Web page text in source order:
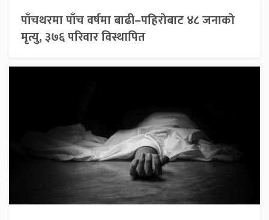
पाँचथरमा पाँच वर्षमा बाढी–पहिरोबाट ४८ जनाको
मृत्यु, ३७६ परिवार विस्थापित